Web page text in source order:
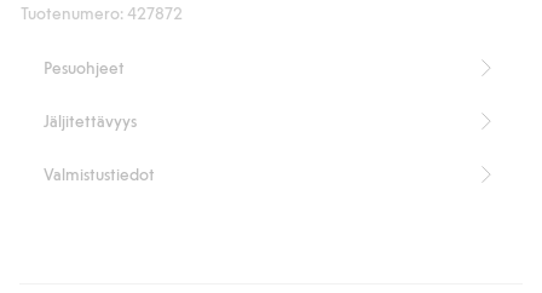
Tuotenumero: 427872
Pesuohjeet
Jäljitettävyys
Valmistustiedot